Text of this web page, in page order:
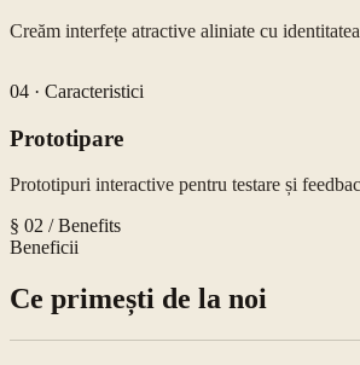
Creăm interfețe atractive aliniate cu
04 · Caracteristici
Prototipare
Prototipuri interactive pentru testare și
§ 02 / Benefits
Beneficii
Ce primești de la noi